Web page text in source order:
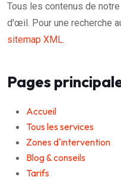
Tous les contenus de
d'œil. Pour une recherche
sitemap XML.
Pages
Accueil
Tous les services
Zones d'intervention
Blog & conseils
Tarifs